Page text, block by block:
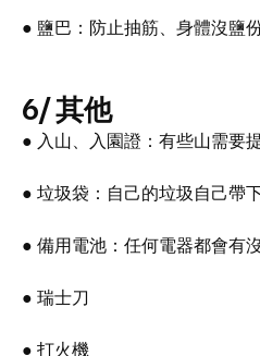
● 鹽巴：防止抽筋、身體沒鹽
6/ 其他
● 入山、入園證：有些山需要
● 垃圾袋：自己的垃圾自己帶
● 備用電池：任何電器都會有
● 瑞士刀
● 打火機